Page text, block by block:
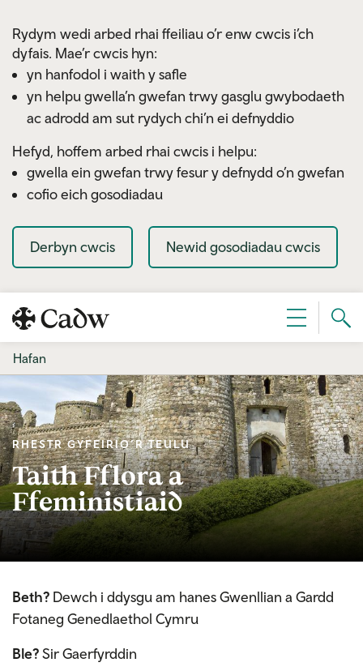
Rydym wedi arbed rhai ffeiliau o’r enw cwcis i’ch
dyfais. Mae’r cwcis hyn:
yn hanfodol i waith y safle
yn helpu gwella’n gwefan trwy gasglu gwybodaeth
ac adrodd am sut rydych chi’n ei defnyddio
Hefyd, hoffem arbed rhai cwcis i helpu:
gwella ein gwefan trwy fesur y defnydd o’n gwefan
cofio eich gosodiadau
Derbyn cwcis Newid gosodiadau cwcis
Dewislen
Hafan
RHESTR GYFEIRIO’R TEULU
Taith Fflora a
Ffeministiaid
Beth? Dewch i ddysgu am hanes Gwenllian a Gardd
Fotaneg Genedlaethol Cymru
Ble?Sir Gaerfyrddin